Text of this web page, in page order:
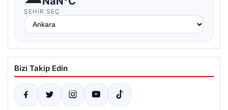
ŞEHIR SEÇ
Bizi Takip Edin